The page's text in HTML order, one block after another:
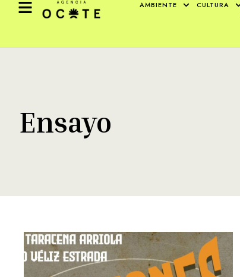
AMBIENTE CULTURA
Ensayo